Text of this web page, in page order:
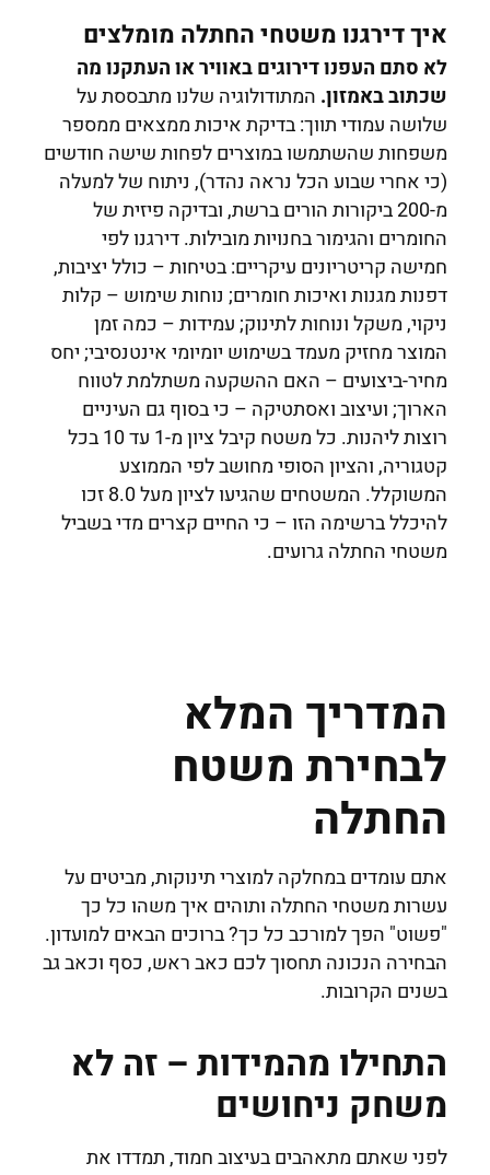
איך דירגנו משטחי החתלה מומלצים
לא סתם העפנו דירוגים באוויר או העתקנו מה
שכתוב באמזון. המתודולוגיה שלנו מתבססת על
שלושה עמודי תווך: בדיקת איכות ממצאים ממספר
משפחות שהשתמשו במוצרים לפחות שישה חודשים
(כי אחרי שבוע הכל נראה נהדר), ניתוח של למעלה
מ-200 ביקורות הורים ברשת, ובדיקה פיזית של
החומרים והגימור בחנויות מובילות. דירגנו לפי
חמישה קריטריונים עיקריים: בטיחות – כולל יציבות,
דפנות מגנות ואיכות חומרים; נוחות שימוש – קלות
ניקוי, משקל ונוחות לתינוק; עמידות – כמה זמן
המוצר מחזיק מעמד בשימוש יומיומי אינטנסיבי; יחס
מחיר-ביצועים – האם ההשקעה משתלמת לטווח
הארוך; ועיצוב ואסתטיקה – כי בסוף גם העיניים
רוצות ליהנות. כל משטח קיבל ציון מ-1 עד 10 בכל
קטגוריה, והציון הסופי מחושב לפי הממוצע
המשוקלל. המשטחים שהגיעו לציון מעל 8.0 זכו
להיכלל ברשימה הזו – כי החיים קצרים מדי בשביל
משטחי החתלה גרועים.
המדריך המלא
לבחירת משטח
החתלה
אתם עומדים במחלקה למוצרי תינוקות, מביטים על
עשרות משטחי החתלה ותוהים איך משהו כל כך
"פשוט" הפך למורכב כל כך? ברוכים הבאים למועדון.
הבחירה הנכונה תחסוך לכם כאב ראש, כסף וכאב גב
בשנים הקרובות.
התחילו מהמידות – זה לא
משחק ניחושים
לפני שאתם מתאהבים בעיצוב חמוד, תמדדו את